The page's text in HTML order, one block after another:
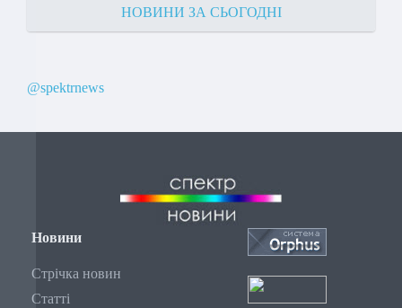
НОВИНИ ЗА СЬОГОДНІ
@spektrnews
Новини
Стрічка новин
Статті